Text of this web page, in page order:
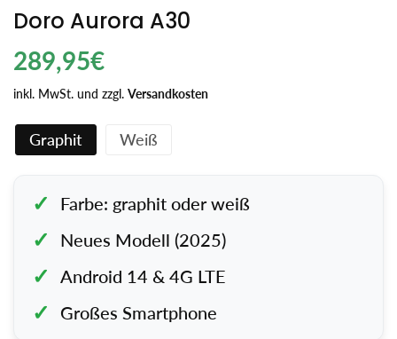
Doro Aurora A30
Regulärer
289,95€
inkl. MwSt. und zzgl. Versandkosten
Graphit Weiß
Farbe: graphit oder weiß
Neues Modell (2025)
Android 14 & 4G LTE
Großes Smartphone